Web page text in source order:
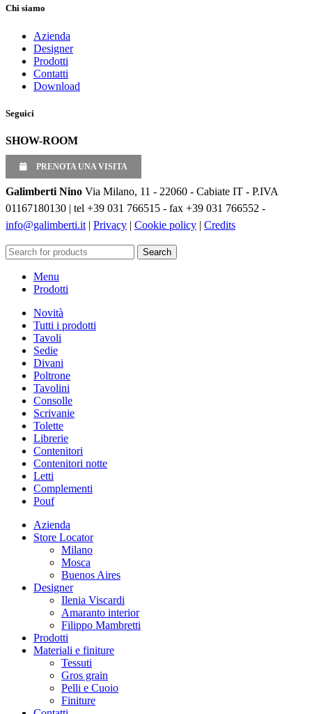
Chi siamo
Azienda
Designer
Prodotti
Contatti
Download
Seguici
SHOW-ROOM
PRENOTA UNA VISITA
Galimberti Nino Via Milano, 11 - 22060 - Cabiate IT - P.IVA
01167180130 | tel +39 031 766515 - fax +39 031 766552 -
info@galimberti.it | Privacy | Cookie policy | Credits
Search
Menu
Prodotti
Novità
Tutti i prodotti
Tavoli
Sedie
Divani
Poltrone
Tavolini
Consolle
Scrivanie
Tolette
Librerie
Contenitori
Contenitori notte
Letti
Complementi
Pouf
Azienda
Store Locator
Milano
Mosca
Buenos Aires
Designer
Ilenia Viscardi
Amaranto interior
Filippo Mambretti
Prodotti
Materiali e finiture
Tessuti
Gros grain
Pelli e Cuoio
Finiture